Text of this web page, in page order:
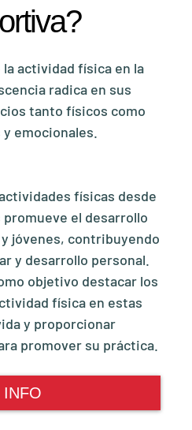
actividad física en la
radica en sus
tanto físicos como
emocionales.
físicas desde
el desarrollo
jóvenes, contribuyendo
y desarrollo personal.
objetivo destacar los
física en estas
y proporcionar
promover su práctica.
INFO